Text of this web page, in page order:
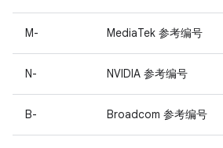
M- MediaTek 参考编号
N- NVIDIA 参考编号
B- Broadcom 参考编号